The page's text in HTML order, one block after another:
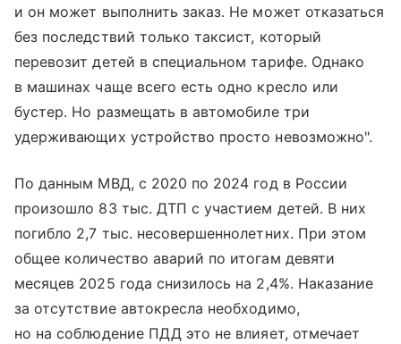
и он может выполнить заказ. Не может отказаться
без последствий только таксист, который
перевозит детей в специальном тарифе. Однако
в машинах чаще всего есть одно кресло или
бустер. Но размещать в автомобиле три
удерживающих устройство просто невозможно".
По данным МВД, с 2020 по 2024 год в России
произошло 83 тыс. ДТП с участием детей. В них
погибло 2,7 тыс. несовершеннолетних. При этом
общее количество аварий по итогам девяти
месяцев 2025 года снизилось на 2,4%. Наказание
за отсутствие автокресла необходимо,
но на соблюдение ПДД это не влияет, отмечает